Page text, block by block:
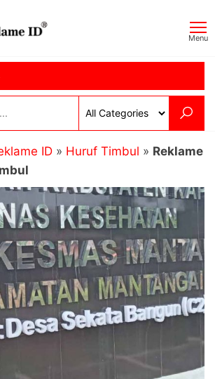
ID
Menu
ID » Huruf Timbul » Reklame